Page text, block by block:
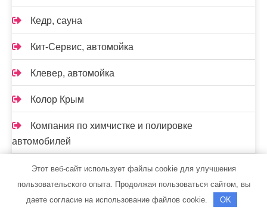
Кедр, сауна
Кит-Сервис, автомойка
Клевер, автомойка
Колор Крым
Компания по химчистке и полировке
автомобилей
Корея-сервис
Этот веб-сайт использует файлы cookie для улучшения
пользовательского опыта. Продолжая пользоваться сайтом, вы
даете согласие на использование файлов cookie.
OK